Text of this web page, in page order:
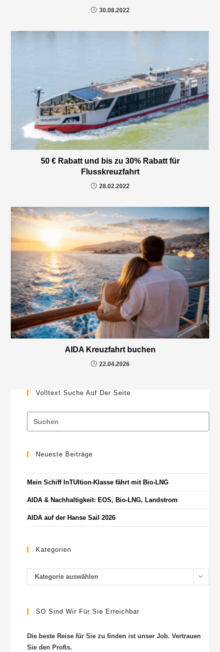
30.08.2022
50 € Rabatt und bis zu 30% Rabatt für
Flusskreuzfahrt
28.02.2022
AIDA Kreuzfahrt buchen
22.04.2026
Volltext Suche Auf Der Seite
Neueste Beiträge
Mein Schiff InTUItion-Klasse fährt mit Bio-LNG
AIDA & Nachhaltigkeit: EOS, Bio-LNG, Landstrom
AIDA auf der Hanse Sail 2026
Kategorien
Kategorie auswählen
SO Sind Wir Für Sie Erreichbar
Die beste Reise für Sie zu finden ist unser Job. Vertrauen
Sie den Profis.